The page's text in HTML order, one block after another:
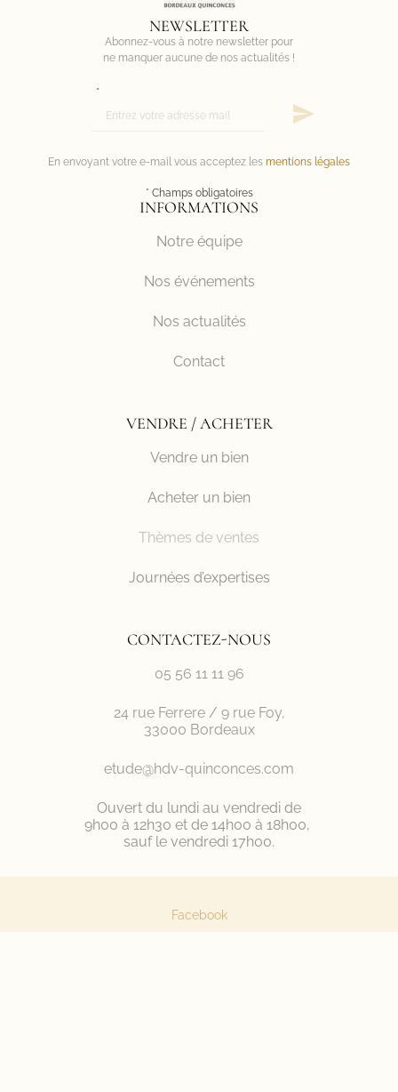
NEWSLETTER
Abonnez-vous à notre newsletter pour
ne manquer aucune de nos actualités !
*
En envoyant votre e-mail vous acceptez les mentions légales
* Champs obligatoires
INFORMATIONS
Notre équipe
Nos événements
Nos actualités
Contact
VENDRE / ACHETER
Vendre un bien
Acheter un bien
Thèmes de ventes
Journées d’expertises
CONTACTEZ-NOUS
05 56 11 11 96
24 rue Ferrere / 9 rue Foy,
33000 Bordeaux
etude@hdv-quinconces.com
Ouvert du lundi au vendredi de
9h00 à 12h30 et de 14h00 à 18h00,
sauf le vendredi 17h00.
Facebook